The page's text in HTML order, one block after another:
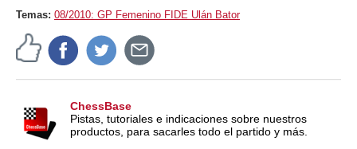
Temas: 08/2010: GP Femenino FIDE Ulán Bator
ChessBase
Pistas, tutoriales e indicaciones sobre nuestros
productos, para sacarles todo el partido y más.